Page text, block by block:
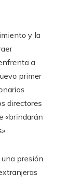
y la
a
primer
directores
«brindarán
presión